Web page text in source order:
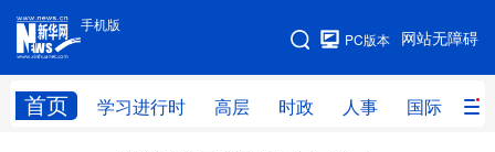
手机版
网站无障碍
PC版本
首页 学习进行时 高层 时政 人事 国际 财
手机版
网站地图